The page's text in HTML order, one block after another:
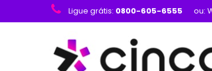
Ligue grátis: 0800-605-6555 ou: